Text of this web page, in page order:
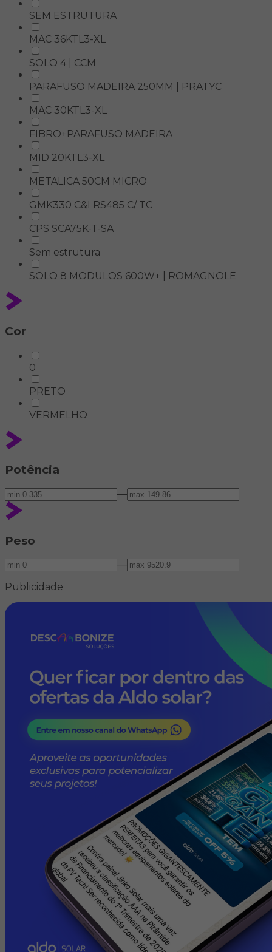
SEM ESTRUTURA
MAC 36KTL3-XL
SOLO 4 | CCM
PARAFUSO MADEIRA 250MM | PRATYC
MAC 30KTL3-XL
FIBRO+PARAFUSO MADEIRA
MID 20KTL3-XL
METALICA 50CM MICRO
GMK330 C&I RS485 C/ TC
CPS SCA75K-T-SA
Sem estrutura
SOLO 8 MODULOS 600W+ | ROMAGNOLE
Cor
0
PRETO
VERMELHO
Potência
—
Peso
—
Publicidade